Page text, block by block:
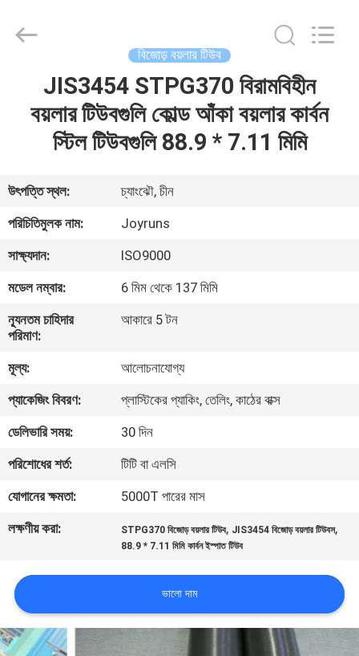
আমাদের
সম্পর্কে
কারখানা
ভ্রমণ
নিয়ন্ত্রণ
যোগাযোগ
করুন
উদ্ধৃতির
জন্য
সাইটম্যাপ
Tube
বিজোড় বয়লার টিউব
JIS3454 STPG370 বিরামবিহীন
বয়লার টিউবগুলি কোল্ড আঁকা বয়লার কার্বন
স্টিল টিউবগুলি 88.9 * 7.11 মিমি
উৎপত্তি স্থল:
চ্যাংঝৌ, চীন
পরিচিতিমুলক নাম:
Joyruns
সাক্ষ্যদান:
ISO9000
মডেল নম্বার:
6 মিম থেকে 137 মিমি
ন্যূনতম চাহিদার
পরিমাণ:
আকারে 5 টন
মূল্য:
আলোচনাযোগ্য
প্যাকেজিং বিবরণ:
প্লাস্টিকের প্যাকিং, তেলিং, কাঠের বাক্স
ডেলিভারি সময়:
30 দিন
পরিশোধের শর্ত:
টিটি বা এলসি
যোগানের ক্ষমতা:
5000T পারের মাস
লক্ষণীয় করা:
STPG370 বিজোড় বয়লার টিউব, JIS3454 বিজোড় বয়লার টিউবস,
88.9 * 7.11 মিমি কার্বন ইস্পাত টিউব
ভালো দাম